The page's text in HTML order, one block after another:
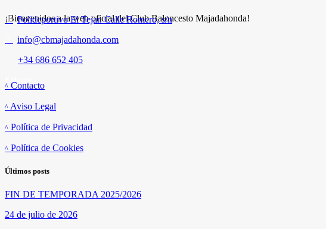
¡Bienvenidos a la web oficial del Club Baloncesto Majadahonda!
Polideportivo El Tejar. Calle Romero, s/n
info@cbmajadahonda.com
+34 686 652 405
Contacto
Aviso Legal
Política de Privacidad
Política de Cookies
Últimos posts
FIN DE TEMPORADA 2025/2026
24 de julio de 2026